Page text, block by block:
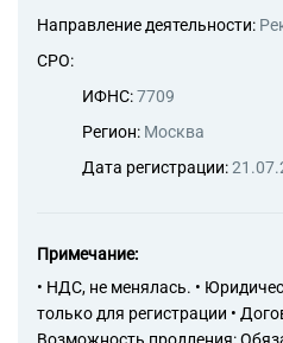
Направление деятельности:
СРО:
ИФНС:7709
Регион: Москва
Дата регистрации:
Примечание:
• НДС, не менялась. •
только для регистрации •